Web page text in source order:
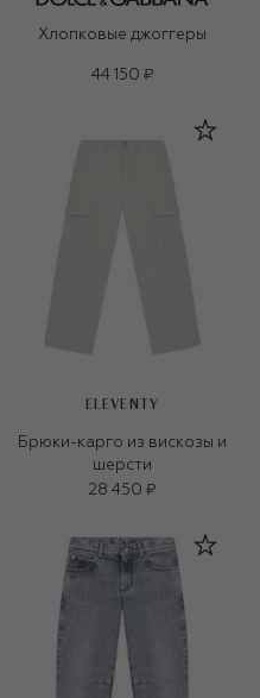
Хлопковые джоггеры
44 150 ₽
ELEVENTY
Брюки-карго из вискозы и
шерсти
28 450 ₽